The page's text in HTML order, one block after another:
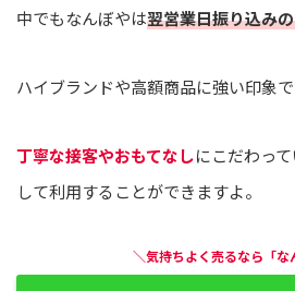
中でもなんぼやは翌営業日振り込み
ハイブランドや高額商品に強い印象で
丁寧な接客やおもてなしにこだわっ
して利用することができますよ。
＼気持ちよく売るなら「な